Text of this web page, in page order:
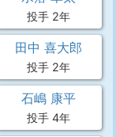
投手 2年
田中 喜大郎
投手 2年
石嶋 康平
投手 4年